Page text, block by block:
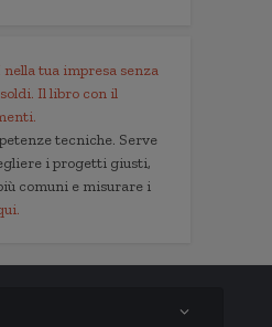
tua impresa senza
Il libro con il
tecniche. Serve
i progetti giusti,
comuni e misurare i